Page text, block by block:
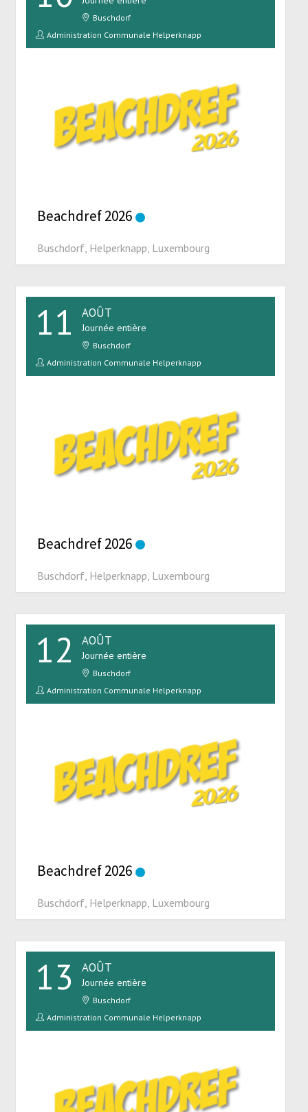
Buschdorf
Administration Communale Helperknapp
Beachdref 2026
Buschdorf, Helperknapp, Luxembourg
11 AOÛT
Journée entière
Buschdorf
Administration Communale Helperknapp
Beachdref 2026
Buschdorf, Helperknapp, Luxembourg
12 AOÛT
Journée entière
Buschdorf
Administration Communale Helperknapp
Beachdref 2026
Buschdorf, Helperknapp, Luxembourg
13 AOÛT
Journée entière
Buschdorf
Administration Communale Helperknapp